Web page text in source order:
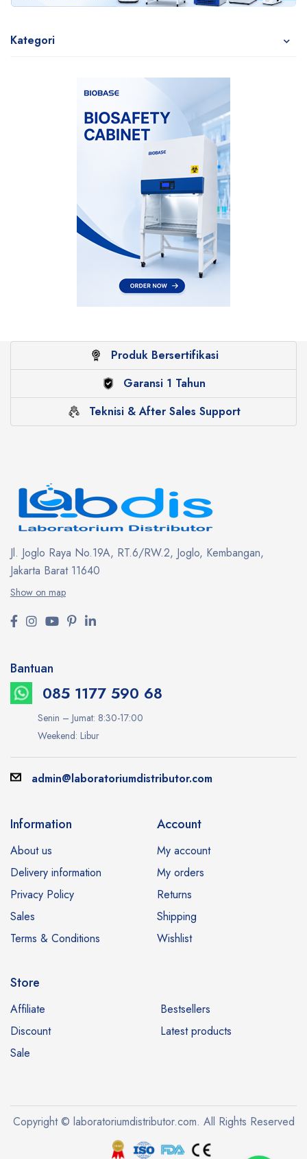
Kategori
Produk Bersertifikasi
Garansi 1 Tahun
Teknisi & After Sales Support
Jl. Joglo Raya No.19A, RT.6/RW.2, Joglo, Kembangan,
Jakarta Barat 11640
Show on map
Bantuan
085 1177 590 68
Senin – Jumat: 8:30-17:00
Weekend: Libur
admin@laboratoriumdistributor.com
Information
About us
Delivery information
Privacy Policy
Sales
Terms & Conditions
Account
My account
My orders
Returns
Shipping
Wishlist
Store
Affiliate
Bestsellers
Discount
Latest products
Sale
Copyright © laboratoriumdistributor.com. All Rights Reserved